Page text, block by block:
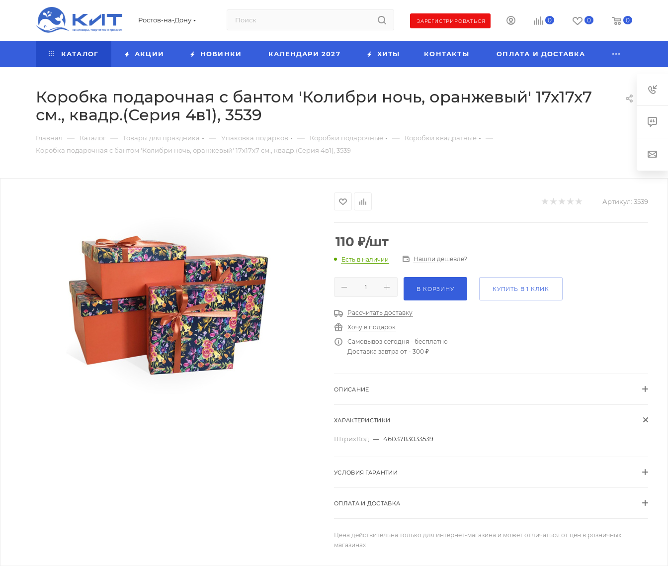
Ростов-на-Дону ЗАРЕГИСТРИРОВАТЬСЯ 0 0 0
КАТАЛОГ АКЦИИ НОВИНКИ КАЛЕНДАРИ 2027 ХИТЫ КОНТАКТЫ ОПЛАТА И ДОСТАВКА
Коробка подарочная с бантом 'Колибри ночь, оранжевый' 17х17х7
см., квадр.(Серия 4в1), 3539
Главная — Каталог — Товары для праздника — Упаковка подарков — Коробки подарочные — Коробки квадратные —
Коробка подарочная с бантом 'Колибри ночь, оранжевый' 17х17х7 см., квадр.(Серия 4в1), 3539
Артикул: 3539
110 ₽/шт
Есть в наличии Нашли дешевле?
В КОРЗИНУ КУПИТЬ В 1 КЛИК
Рассчитать доставку
Хочу в подарок
Самовывоз сегодня - бесплатно
Доставка завтра от - 300 ₽
ОПИСАНИЕ
ХАРАКТЕРИСТИКИ
ШтрихКод — 4603783033539
УСЛОВИЯ ГАРАНТИИ
ОПЛАТА И ДОСТАВКА
Цена действительна только для интернет-магазина и может отличаться от цен в розничных
магазинах